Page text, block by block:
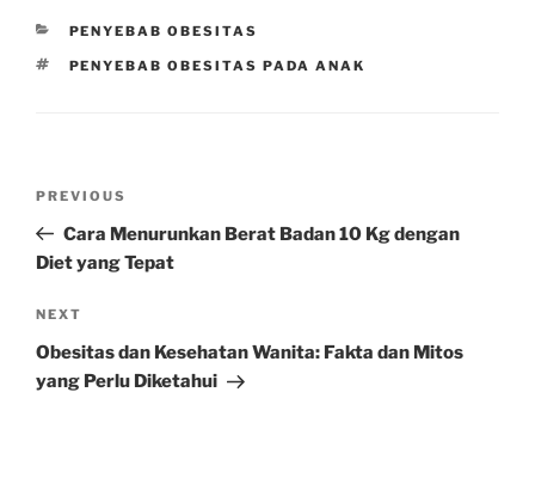
CATEGORIES
PENYEBAB OBESITAS
TAGS
PENYEBAB OBESITAS PADA ANAK
Previous
Post
PREVIOUS
Cara Menurunkan Berat Badan 10 Kg dengan
Diet yang Tepat
Next
Post
NEXT
Obesitas dan Kesehatan Wanita: Fakta dan Mitos
yang Perlu Diketahui